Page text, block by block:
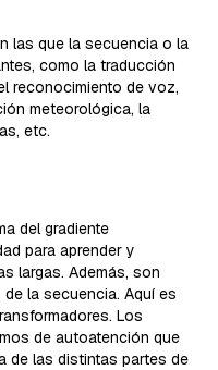
las que la secuencia o la
como la traducción
reconocimiento de voz,
meteorológica, la
etc.
del gradiente
para aprender y
largas. Además, son
la secuencia. Aquí es
Los
de autoatención que
de las distintas partes de